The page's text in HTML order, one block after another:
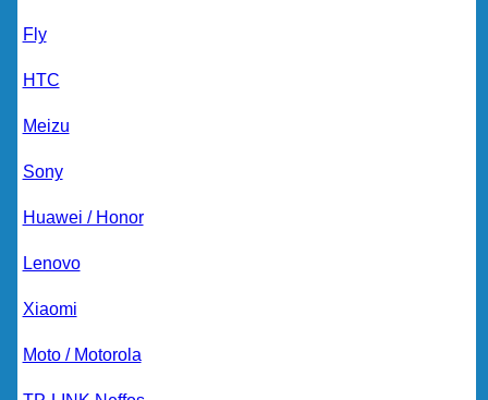
Fly
HTC
Meizu
Sony
Huawei / Honor
Lenovo
Xiaomi
Moto / Motorola